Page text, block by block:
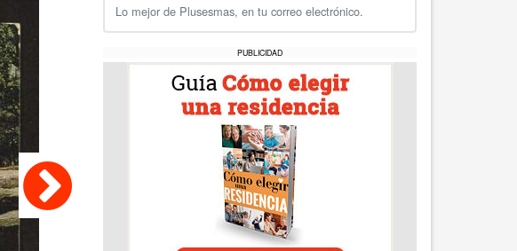
Lo mejor de Plusesmas, en tu correo electrónico.
PUBLICIDAD